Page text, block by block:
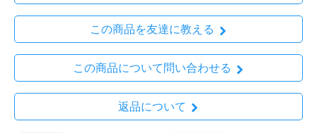
この商品を友達に教える
この商品について問い合わせる
返品について